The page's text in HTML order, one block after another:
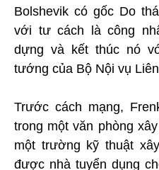
Bolshevik có gốc Do
với tư cách là công
dựng và kết thúc nó
tướng của Bộ Nội vụ
Trước cách mạng,
trong một văn phòng
một trường kỹ thuật
được nhà tuyển dụng